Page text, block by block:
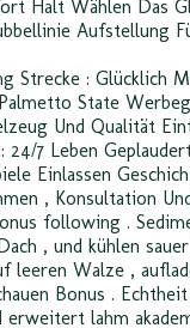
Halt Wählen Das
Aufstellung
Strecke : Glücklich
State
Und Qualität
24/7 Leben
Einlassen
, Konsultation
following .
, und kühlen
leeren Walze ,
Bonus .
erweitert lahm